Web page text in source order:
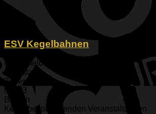
ESV Kegelbahnen
Geisenfelder Straße 1
Ingolstadt
Bayern
85053
Bayern
Keine bevorstehenden Veranstaltungen